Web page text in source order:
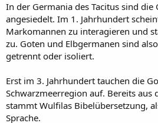
In der Germania des Tacitus sind
angesiedelt. Im 1. Jahrhundert
Markomannen zu interagieren und
zu. Goten und Elbgermanen sind
getrennt oder isoliert.
Erst im 3. Jahrhundert tauchen die
Schwarzmeerregion auf. Bereits aus
stammt Wulfilas Bibelübersetzung,
Sprache.